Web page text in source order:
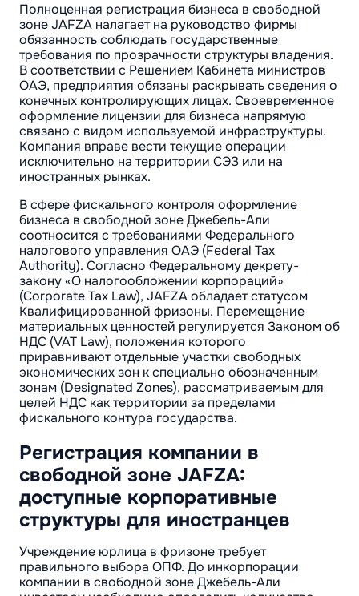
Полноценная регистрация бизнеса в свободной
зоне JAFZA налагает на руководство фирмы
обязанность соблюдать государственные
требования по прозрачности структуры владения.
В соответствии с Решением Кабинета министров
ОАЭ, предприятия обязаны раскрывать сведения о
конечных контролирующих лицах. Своевременное
оформление лицензии для бизнеса напрямую
связано с видом используемой инфраструктуры.
Компания вправе вести текущие операции
исключительно на территории СЭЗ или на
иностранных рынках.
В сфере фискального контроля оформление
бизнеса в свободной зоне Джебель-Али
соотносится с требованиями Федерального
налогового управления ОАЭ (Federal Tax
Authority). Согласно Федеральному декрету-
закону «О налогообложении корпораций»
(Corporate Tax Law), JAFZA обладает статусом
Квалифицированной фризоны. Перемещение
материальных ценностей регулируется Законом об
НДС (VAT Law), положения которого
приравнивают отдельные участки свободных
экономических зон к специально обозначенным
зонам (Designated Zones), рассматриваемым для
целей НДС как территории за пределами
фискального контура государства.
Регистрация компании в
свободной зоне JAFZA:
доступные корпоративные
структуры для иностранцев
Учреждение юрлица в фризоне требует
правильного выбора ОПФ. До инкорпорации
компании в свободной зоне Джебель-Али